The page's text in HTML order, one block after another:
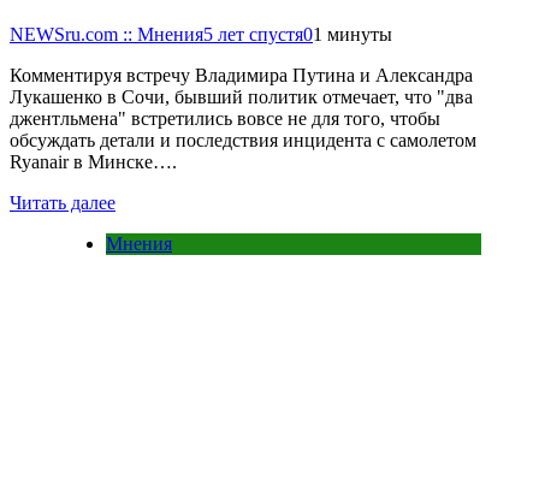
NEWSru.com :: Мнения5 лет спустя01 минуты
Комментируя встречу Владимира Путина и Александра
Лукашенко в Сочи, бывший политик отмечает, что "два
джентльмена" встретились вовсе не для того, чтобы
обсуждать детали и последствия инцидента с самолетом
Ryanair в Минске….
Читать далее
Мнения